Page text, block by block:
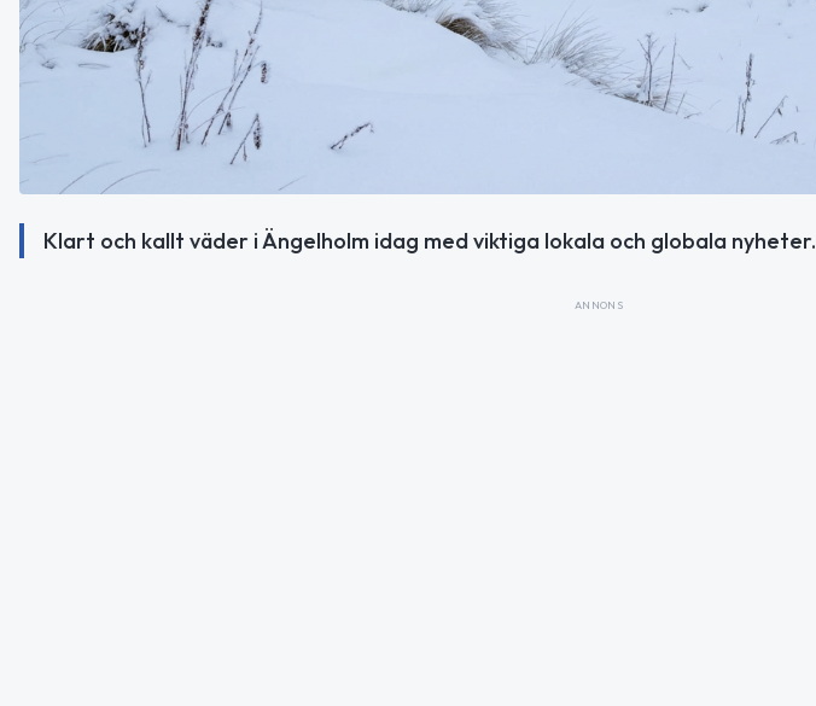
Klart och kallt väder i Ängelholm idag med viktiga lokala och globala nyheter.
ANNONS